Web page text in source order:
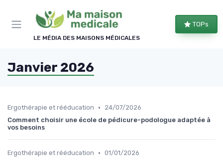
LE MÉDIA DES MAISONS MÉDICALES
TOPs
Janvier 2026
Ergothérapie et rééducation •
24/07/2026
Comment choisir une école de pédicure-podologue adaptée à
vos besoins
Ergothérapie et rééducation • 01/01/2026